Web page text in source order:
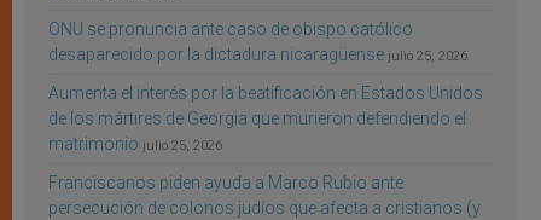
ONU se pronuncia ante caso de obispo católico
desaparecido por la dictadura nicaragüense julio 25, 2026
Aumenta el interés por la beatificación en Estados Unidos
de los mártires de Georgia que murieron defendiendo el
matrimonio julio 25, 2026
Franciscanos piden ayuda a Marco Rubio ante
persecución de colonos judíos que afecta a cristianos (y